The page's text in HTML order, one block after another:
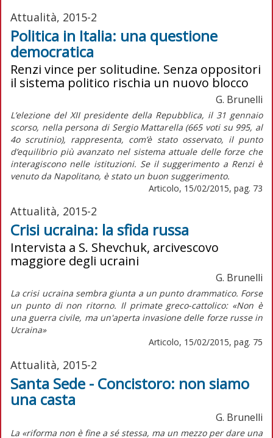
Attualità, 2015-2
Politica in Italia: una questione
democratica
Renzi vince per solitudine. Senza oppositori
il sistema politico rischia un nuovo blocco
G. Brunelli
L’elezione del XII presidente della Repubblica, il 31 gennaio
scorso, nella persona di Sergio Mattarella (665 voti su 995, al
4o scrutinio), rappresenta, com’è stato osservato, il punto
d’equilibrio più avanzato nel sistema attuale delle forze che
interagiscono nelle istituzioni. Se il suggerimento a Renzi è
venuto da Napolitano, è stato un buon suggerimento.
Articolo, 15/02/2015, pag. 73
Attualità, 2015-2
Crisi ucraina: la sfida russa
Intervista a S. Shevchuk, arcivescovo
maggiore degli ucraini
G. Brunelli
La crisi ucraina sembra giunta a un punto drammatico. Forse
un punto di non ritorno. Il primate greco-cattolico: «Non è
una guerra civile, ma un'aperta invasione delle forze russe in
Ucraina»
Articolo, 15/02/2015, pag. 75
Attualità, 2015-2
Santa Sede - Concistoro: non siamo
una casta
G. Brunelli
La «riforma non è fine a sé stessa, ma un mezzo per dare una